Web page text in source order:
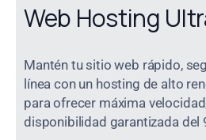
Web Hosting
Mantén tu sitio web rápido,
línea con un hosting de alto
para ofrecer máxima
disponibilidad garantizada del